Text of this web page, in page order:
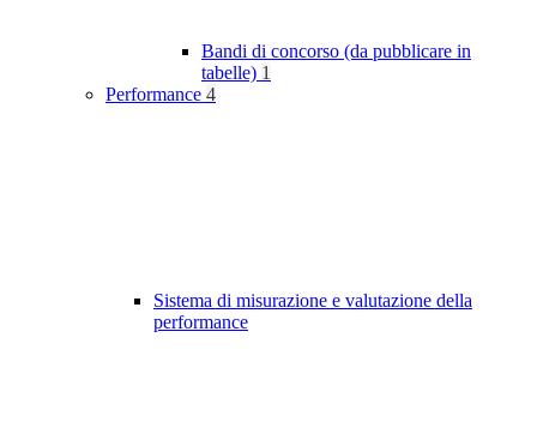
Bandi di concorso (da pubblicare in
tabelle) 1
Performance 4
Sistema di misurazione e valutazione della
performance